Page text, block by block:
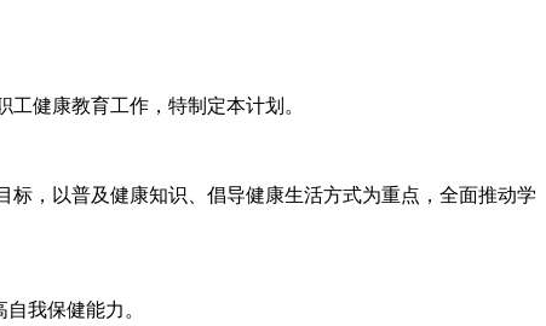
健康教育工作，特制定本计划。
，以普及健康知识、倡导健康生活方式为重点，全面推动学
我保健能力。